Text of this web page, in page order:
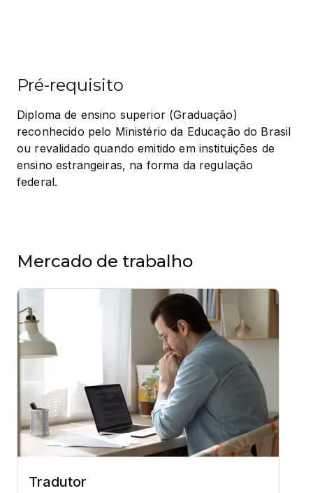
Pré-requisito
Diploma de ensino superior (Graduação)
reconhecido pelo Ministério da Educação do Brasil
ou revalidado quando emitido em instituições de
ensino estrangeiras, na forma da regulação
federal.
Mercado de trabalho
Tradutor